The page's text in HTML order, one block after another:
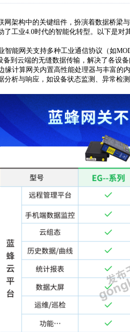
网架构中的关键组件，扮演着数据桥梁
了工业4.0时代的智能化转型。以下是对
智能网关支持多种工业通信协议（如
备到云端的无缝数据传输，解决了各设
缘计算网关内置高性能处理器与丰富的
分析与响应，如设备状态监测、异常检